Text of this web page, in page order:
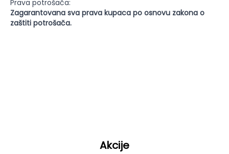
Prava potrošača:
Zagarantovana sva prava kupaca po osnovu zakona o
zaštiti potrošača.
Akcije